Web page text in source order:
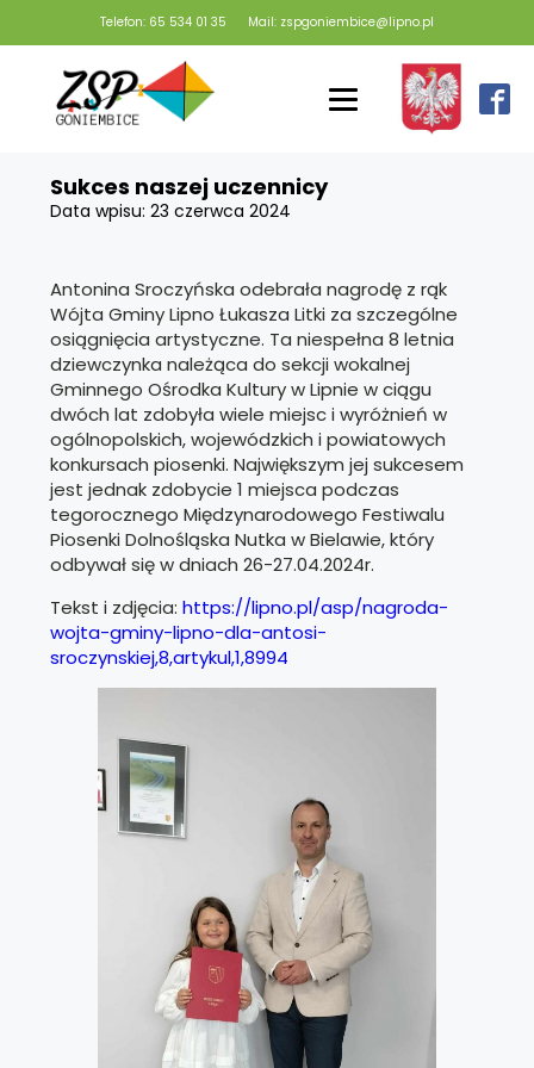
Telefon: 65 534 01 35 Mail: zspgoniembice@lipno.pl
Sukces naszej uczennicy
Data wpisu:23 czerwca 2024
Antonina Sroczyńska odebrała nagrodę z rąk
Wójta Gminy Lipno Łukasza Litki za szczególne
osiągnięcia artystyczne. Ta niespełna 8 letnia
dziewczynka należąca do sekcji wokalnej
Gminnego Ośrodka Kultury w Lipnie w ciągu
dwóch lat zdobyła wiele miejsc i wyróżnień w
ogólnopolskich, wojewódzkich i powiatowych
konkursach piosenki. Największym jej sukcesem
jest jednak zdobycie 1 miejsca podczas
tegorocznego Międzynarodowego Festiwalu
Piosenki Dolnośląska Nutka w Bielawie, który
odbywał się w dniach 26-27.04.2024r.
Tekst i zdjęcia:https://lipno.pl/asp/nagroda-
wojta-gminy-lipno-dla-antosi-
sroczynskiej,8,artykul,1,8994